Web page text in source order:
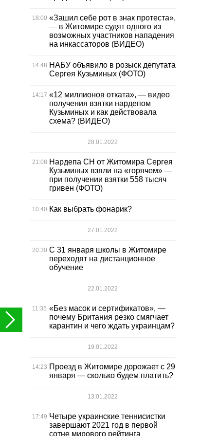
18:00 «Зашил себе рот в знак протеста»,
— в Житомире судят одного из
возможных участников нападения
на инкассаторов (ВИДЕО)
14:48 НАБУ объявило в розыск депутата
Сергея Кузьминых (ФОТО)
14:17 «12 миллионов отката», — видео
получения взятки нардепом
Кузьминых и как действовала
схема? (ВИДЕО)
28.01.2022
21:08 Нардепа СН от Житомира Сергея
Кузьминых взяли на «горячем» —
при получении взятки 558 тысяч
гривен (ФОТО)
10:40 Как выбрать фонарик?
27.01.2022
20:30 С 31 января школы в Житомире
переходят на дистанционное
обучение
22.01.2022
11:35 «Без масок и сертификатов», —
почему Британия резко смягчает
карантин и чего ждать украинцам?
19.01.2022
14:23 Проезд в Житомире дорожает с 29
января — сколько будем платить?
13.01.2022
17:49 Четыре украинские теннисистки
завершают 2021 год в первой
сотне мирового рейтинга